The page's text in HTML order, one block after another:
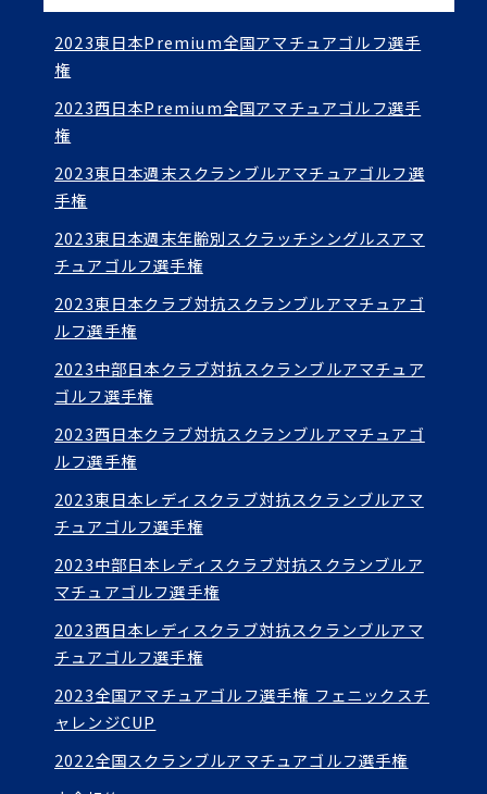
2023東日本Premium全国アマチュアゴルフ選手
権
2023西日本Premium全国アマチュアゴルフ選手
権
2023東日本週末スクランブルアマチュアゴルフ選
手権
2023東日本週末年齢別スクラッチシングルスアマ
チュアゴルフ選手権
2023東日本クラブ対抗スクランブルアマチュアゴ
ルフ選手権
2023中部日本クラブ対抗スクランブルアマチュア
ゴルフ選手権
2023西日本クラブ対抗スクランブルアマチュアゴ
ルフ選手権
2023東日本レディスクラブ対抗スクランブルアマ
チュアゴルフ選手権
2023中部日本レディスクラブ対抗スクランブルア
マチュアゴルフ選手権
2023西日本レディスクラブ対抗スクランブルアマ
チュアゴルフ選手権
2023全国アマチュアゴルフ選手権 フェニックスチ
ャレンジCUP
2022全国スクランブルアマチュアゴルフ選手権